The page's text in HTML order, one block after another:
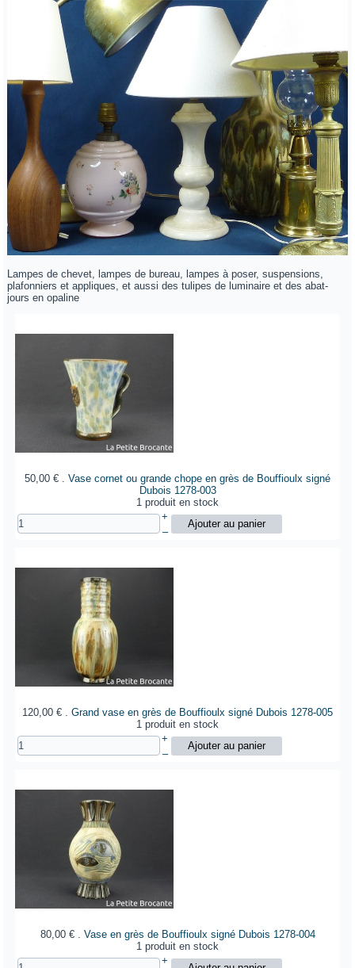
Lampes de chevet, lampes de bureau, lampes à poser, suspensions,
plafonniers et appliques, et aussi des tulipes de luminaire et des abat-
jours en opaline
50,00 €
Vase cornet ou grande chope en grès de Bouffioulx signé
Dubois 1278-003
1 produit en stock
+
–
120,00 € Grand vase en grès de Bouffioulx signé Dubois 1278-005
1 produit en stock
+
–
80,00 € Vase en grès de Bouffioulx signé Dubois 1278-004
1 produit en stock
+